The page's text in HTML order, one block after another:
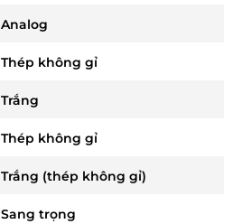
Analog
Thép không gỉ
Trắng
Thép không gỉ
Trắng (thép không gỉ)
Sang trọng